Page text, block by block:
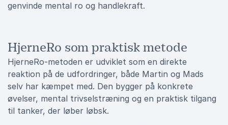
genvinde mental ro og handlekraft.
HjerneRo som praktisk metode
HjerneRo-metoden er udviklet som en direkte
reaktion på de udfordringer, både Martin og Mads
selv har kæmpet med. Den bygger på konkrete
øvelser, mental trivselstræning og en praktisk tilgang
til tanker, der løber løbsk.